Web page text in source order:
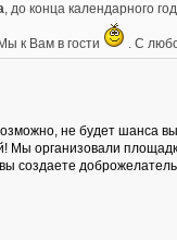
, до конца календарного
к Вам в гости . С
не будет шанса
организовали
создаете